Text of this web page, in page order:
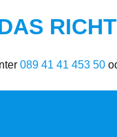
089 41 41 453 50